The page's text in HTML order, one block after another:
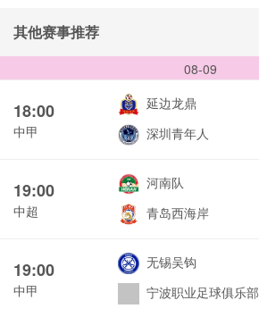
其他赛事推荐
08-09
18:00
中甲
延边龙鼎
深圳青年人
19:00
中超
河南队
青岛西海岸
19:00
中甲
无锡吴钩
宁波职业足球俱乐部